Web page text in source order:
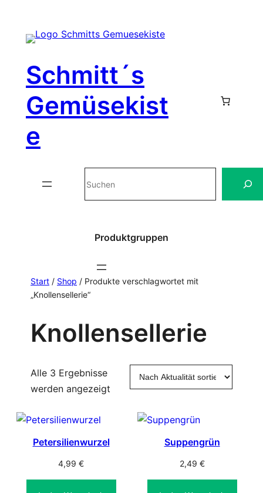
Zum
springen
Schmitt´s
Gemüsekist
e
Produktgruppen
Start / Shop / Produkte verschlagwortet mit
„Knollensellerie“
Knollensellerie
Alle 3 Ergebnisse
werden angezeigt Nach
sortiert
Petersilienwurzel
4,99 €
Suppengrün
2,49 €